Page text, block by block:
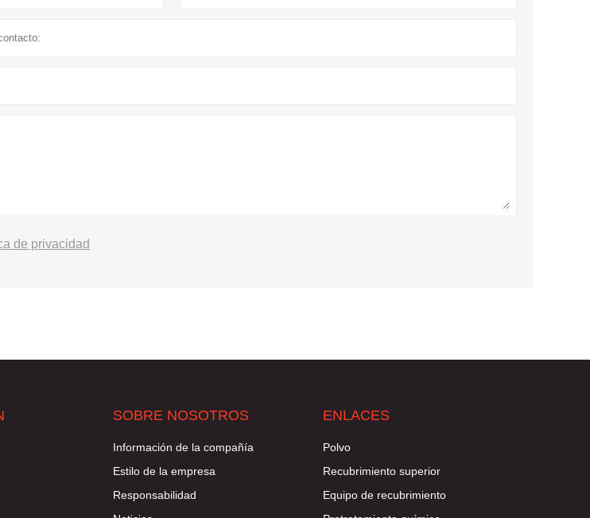
de privacidad
SOBRE NOSOTROS
Información de la compañía
Estilo de la empresa
Responsabilidad
ENLACES
Polvo
Recubrimiento superior
Equipo de recubrimiento